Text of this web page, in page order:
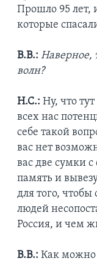
Прошло 95 лет,
которые
В.В.: Наверное,
волн?
Н.С.: Ну, что
всех нас
себе такой
вас нет
вас две сумки с
память и
для того, чтобы
людей
Россия, и чем
В.В.: Как можно